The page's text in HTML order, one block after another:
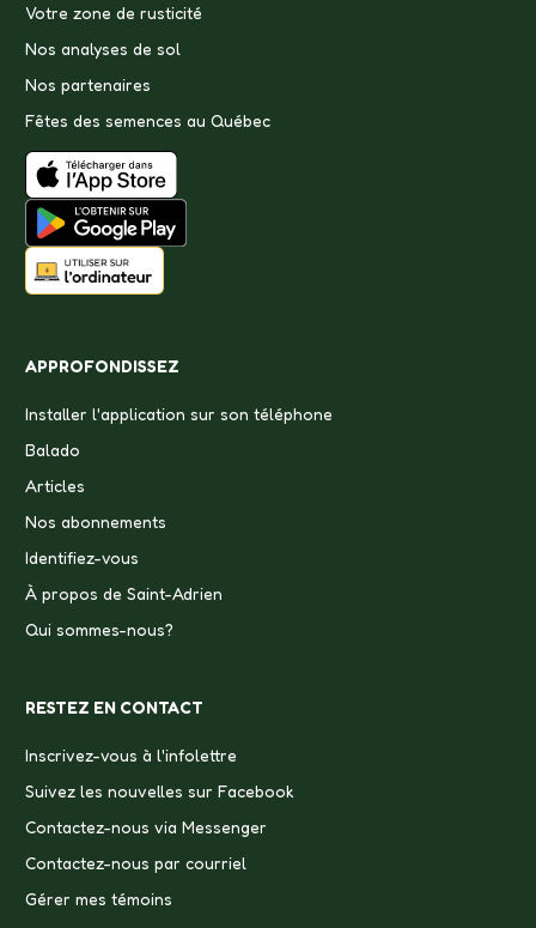
Votre zone de rusticité
Nos analyses de sol
Nos partenaires
Fêtes des semences au Québec
APPROFONDISSEZ
Installer l'application sur son téléphone
Balado
Articles
Nos abonnements
Identifiez-vous
À propos de Saint-Adrien
Qui sommes-nous?
RESTEZ EN CONTACT
Inscrivez-vous à l'infolettre
Suivez les nouvelles sur Facebook
Contactez-nous via Messenger
Contactez-nous par courriel
Gérer mes témoins